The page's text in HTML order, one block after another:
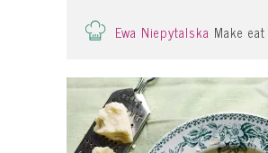
Ewa Niepytalska Make